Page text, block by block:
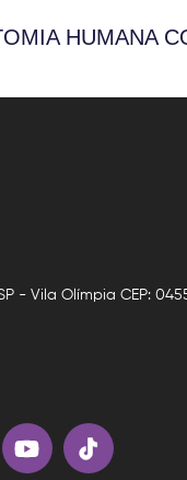
- Vila Olímpia CEP: